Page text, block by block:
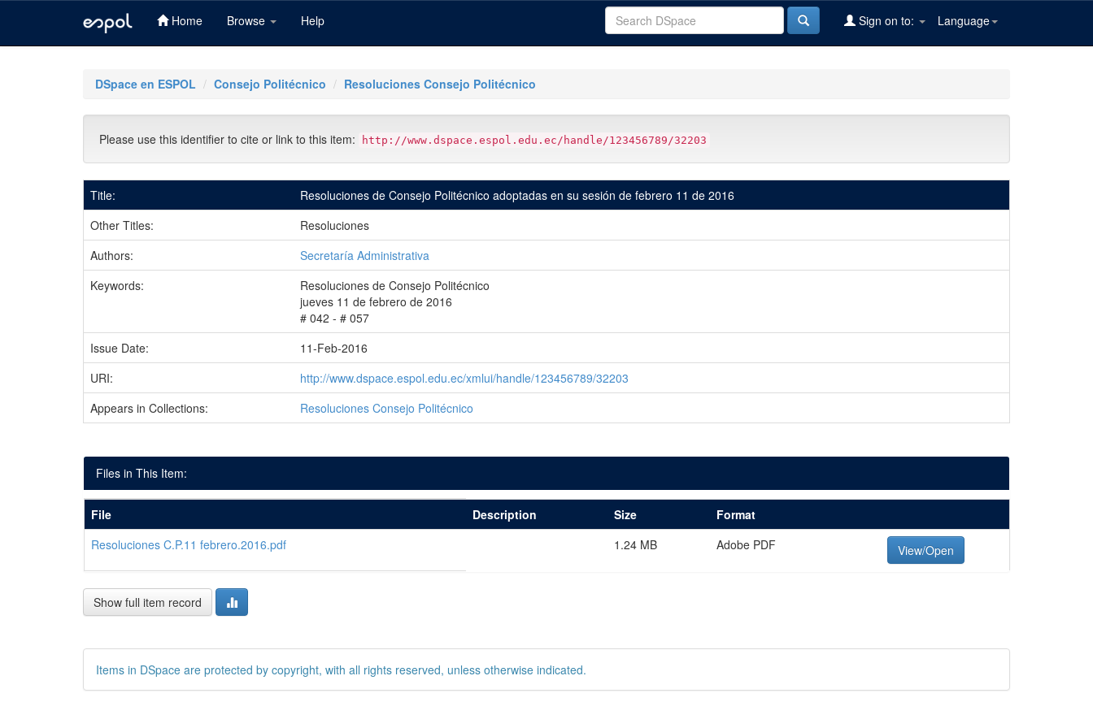
Home Browse Help Language
Sign on to:
DSpace en ESPOL Consejo Politécnico Resoluciones Consejo Politécnico
Please use this identifier to cite or link to this item: http://www.dspace.espol.edu.ec/handle/123456789/32203
Title:
Resoluciones de Consejo Politécnico adoptadas en su sesión de febrero 11 de 2016
Other Titles:
Resoluciones
Authors:
Secretaría Administrativa
Keywords:
Resoluciones de Consejo Politécnico
jueves 11 de febrero de 2016
# 042 - # 057
Issue Date:
11-Feb-2016
URI:
http://www.dspace.espol.edu.ec/xmlui/handle/123456789/32203
Appears in Collections:
Resoluciones Consejo Politécnico
Files in This Item:
File Description Size
Format
Resoluciones C.P.11 febrero.2016.pdf
1.24 MB Adobe PDF View/Open
Show full item record
Items in DSpace are protected by copyright, with all rights reserved, unless otherwise indicated.